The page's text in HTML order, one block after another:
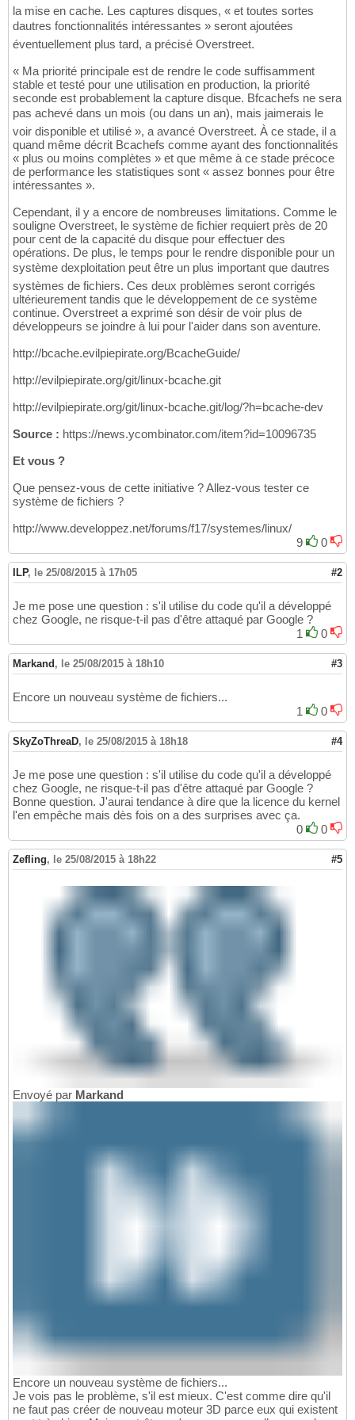
la mise en cache. Les captures disques, « et toutes sortes
dautres fonctionnalités intéressantes » seront ajoutées
éventuellement plus tard, a précisé Overstreet.
« Ma priorité principale est de rendre le code suffisamment
stable et testé pour une utilisation en production, la priorité
seconde est probablement la capture disque. Bfcachefs ne sera
pas achevé dans un mois (ou dans un an), mais jaimerais le
voir disponible et utilisé », a avancé Overstreet. À ce stade, il a
quand même décrit Bcachefs comme ayant des fonctionnalités
« plus ou moins complètes » et que même à ce stade précoce
de performance les statistiques sont « assez bonnes pour être
intéressantes ».
Cependant, il y a encore de nombreuses limitations. Comme le
souligne Overstreet, le système de fichier requiert près de 20
pour cent de la capacité du disque pour effectuer des
opérations. De plus, le temps pour le rendre disponible pour un
système dexploitation peut être un plus important que dautres
systèmes de fichiers. Ces deux problèmes seront corrigés
ultérieurement tandis que le développement de ce système
continue. Overstreet a exprimé son désir de voir plus de
développeurs se joindre à lui pour l'aider dans son aventure.
http://bcache.evilpiepirate.org/BcacheGuide/
http://evilpiepirate.org/git/linux-bcache.git
http://evilpiepirate.org/git/linux-bcache.git/log/?h=bcache-dev
Source : https://news.ycombinator.com/item?id=10096735
Et vous ?
Que pensez-vous de cette initiative ? Allez-vous tester ce
système de fichiers ?
http://www.developpez.net/forums/f17/systemes/linux/
9
0
ILP, le 25/08/2015 à 17h05 #2
Je me pose une question : s'il utilise du code qu'il a développé
chez Google, ne risque-t-il pas d'être attaqué par Google ?
1
0
Markand , le 25/08/2015 à 18h10 #3
Encore un nouveau système de fichiers...
1
0
SkyZoThreaD, le 25/08/2015 à 18h18 #4
Je me pose une question : s'il utilise du code qu'il a développé
chez Google, ne risque-t-il pas d'être attaqué par Google ?
Bonne question. J'aurai tendance à dire que la licence du kernel
l'en empêche mais dès fois on a des surprises avec ça.
0
0
Zefling, le 25/08/2015 à 18h22 #5
Envoyé par Markand
Encore un nouveau système de fichiers...
Je vois pas le problème, s'il est mieux. C'est comme dire qu'il
ne faut pas créer de nouveau moteur 3D parce eux qui existent